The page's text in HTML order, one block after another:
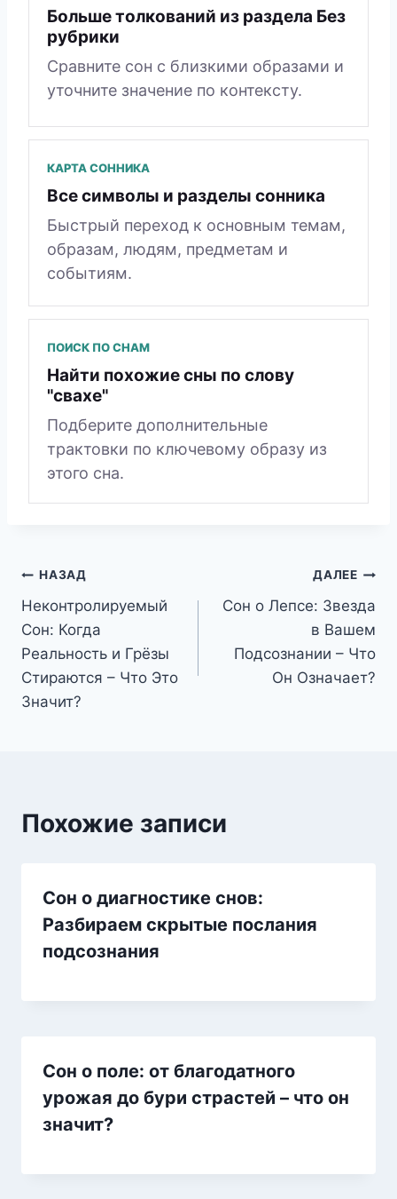
Больше толкований из раздела Без
рубрики
Сравните сон с близкими образами и
уточните значение по контексту.
КАРТА СОННИКА
Все символы и разделы сонника
Быстрый переход к основным темам,
образам, людям, предметам и
событиям.
ПОИСК ПО СНАМ
Найти похожие сны по слову
"свахе"
Подберите дополнительные
трактовки по ключевому образу из
этого сна.
Навигация
по
записям
НАЗАД
Неконтролируемый
Сон: Когда
Реальность и Грёзы
Стираются – Что Это
Значит?
ДАЛЕЕ
Сон о Лепсе: Звезда
в Вашем
Подсознании – Что
Он Означает?
Похожие записи
Сон о диагностике снов:
Разбираем скрытые послания
подсознания
Сон о поле: от благодатного
урожая до бури страстей – что он
значит?